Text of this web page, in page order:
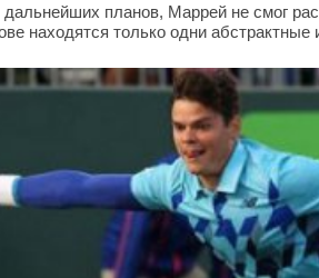
дальнейших планов, Маррей не смог
находятся только одни абстрактные